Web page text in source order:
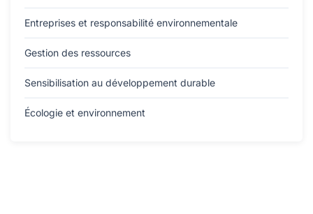
Entreprises et responsabilité environnementale
Gestion des ressources
Sensibilisation au développement durable
Écologie et environnement